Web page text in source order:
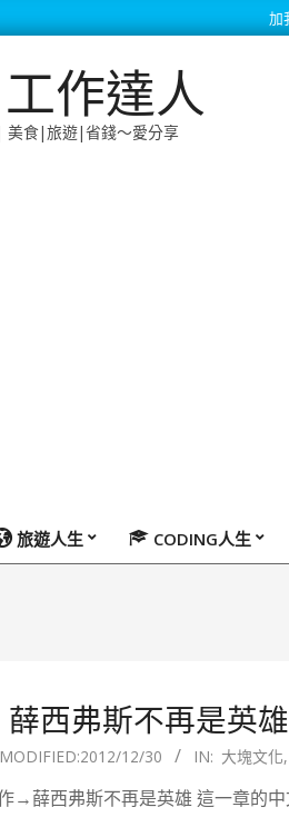
加
作達人
美食|旅遊|省錢～愛分享
旅遊人生 CODING人生
薛西弗斯不再是英
2012/12/30 IN: 大塊文化,
→薛西弗斯不再是英雄 這一章的中